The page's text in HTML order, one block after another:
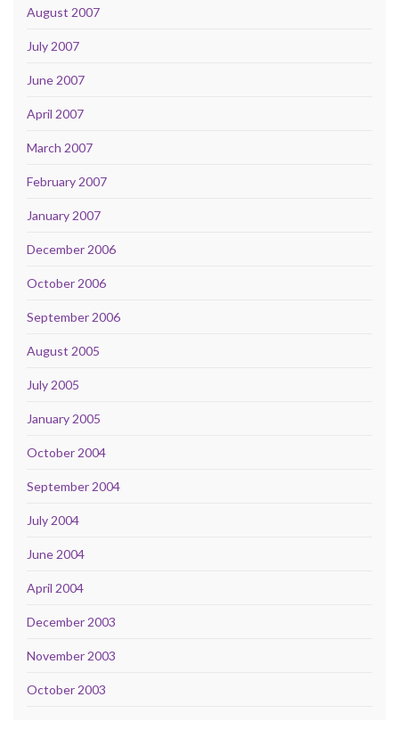
August 2007
July 2007
June 2007
April 2007
March 2007
February 2007
January 2007
December 2006
October 2006
September 2006
August 2005
July 2005
January 2005
October 2004
September 2004
July 2004
June 2004
April 2004
December 2003
November 2003
October 2003